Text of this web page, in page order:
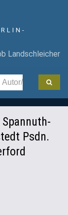
Landschleicher
Psdn.